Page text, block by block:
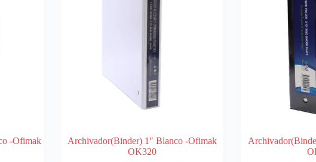
-Ofimak
Archivador(Binder) 1″ Blanco -Ofimak
OK320